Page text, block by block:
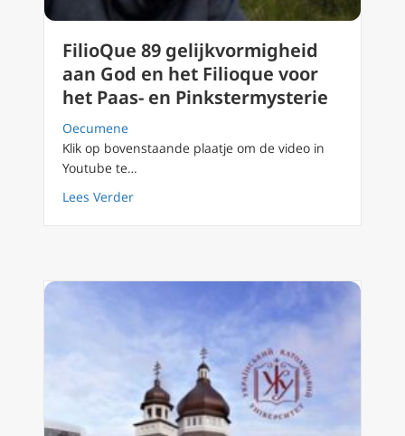
FilioQue 89 gelijkvormigheid
aan God en het Filioque voor
het Paas- en Pinkstermysterie
Oecumene
Klik op bovenstaande plaatje om de video in
Youtube te…
Lees Verderabout FilioQue 89 gelijkvormigheid aan